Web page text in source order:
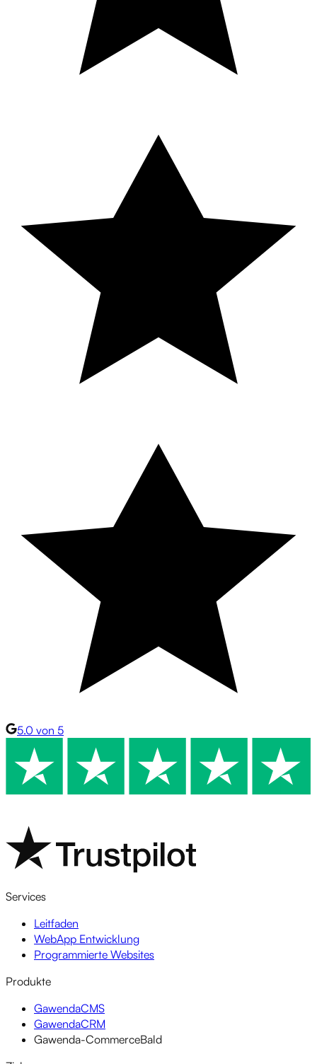
5.0 von 5
Services
Leitfaden
WebApp Entwicklung
Programmierte Websites
Produkte
GawendaCMS
GawendaCRM
Gawenda-CommerceBald